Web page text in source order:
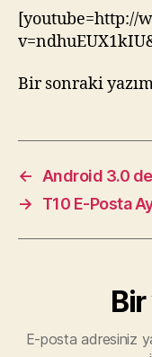
[youtube=http://
Bir sonraki
←
Android 3.0
→
T10 E-Posta
Bir
E-posta adresiniz